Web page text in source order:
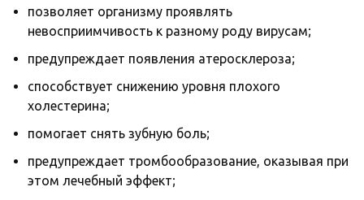
позволяет организму проявлять
невосприимчивость к разному роду вирусам;
предупреждает появления атеросклероза;
способствует снижению уровня плохого
холестерина;
помогает снять зубную боль;
предупреждает тромбообразование, оказывая при
этом лечебный эффект;